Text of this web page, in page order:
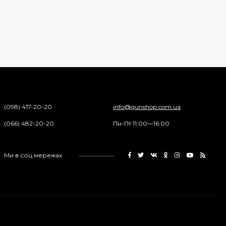
Combat Classic
Патрони Флобера
(098) 417-20-20
(066) 482-20-20
info@gunshop.com.ua
Пн-Пт 11:00—16:00
Ми в соц.мережах